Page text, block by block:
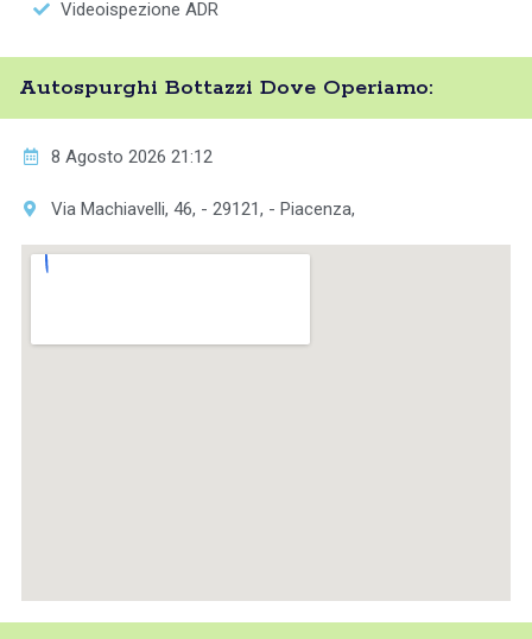
Videoispezione ADR
Autospurghi Bottazzi Dove Operiamo:
8 Agosto 2026 21:12
Via Machiavelli, 46, - 29121, - Piacenza,